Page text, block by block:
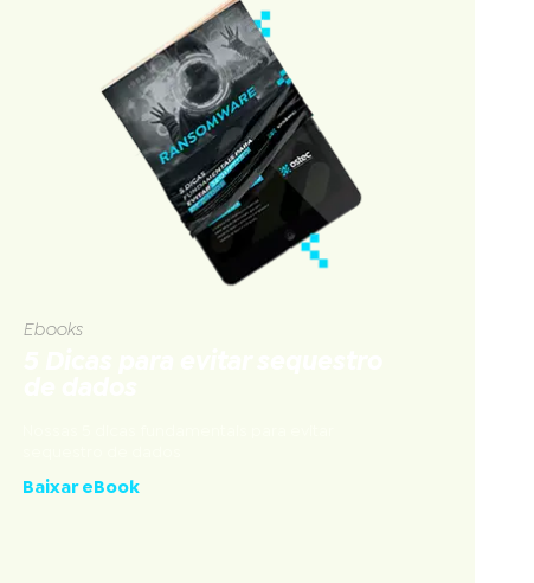
Ebooks
Baixar eBook